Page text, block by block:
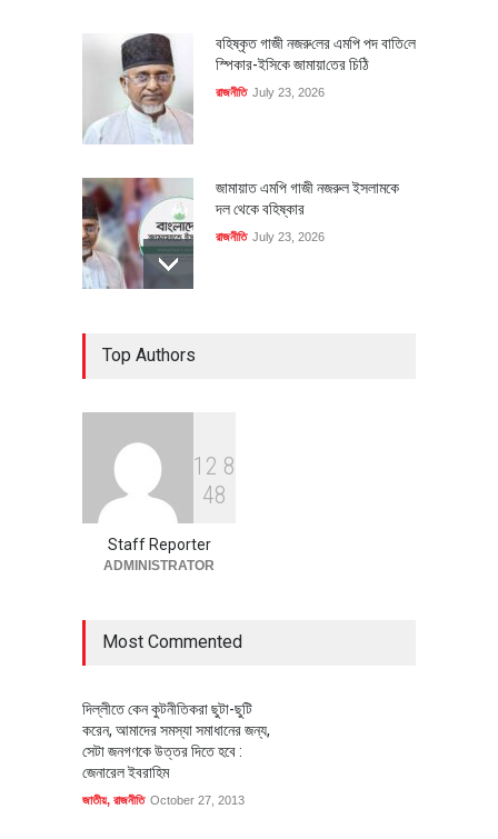
বহিষ্কৃত গাজী নজরু‌লের এম‌পি পদ বা‌তি‌লে
স্পিকার-ইসিকে জামায়া‌তের চি‌ঠি
রাজনীতি July 23, 2026
জামায়াত এমপি গাজী নজরুল ইসলামকে
দল থেকে বহিষ্কার
রাজনীতি July 23, 2026
বৈশ্বিক প্রতিযোগিতা সক্ষমতা বাড়াতে
পোশাক শিল্পে নতুন উদ্যোগ
Top Authors
1 2 8
48
Staff Reporter
ADMINISTRATOR
Most Commented
দিল্লীতে কেন কুটনীতিকরা ছুটা-ছুটি
করেন, আমাদের সমস্যা সমাধানের জন্য,
সেটা জনগণকে উত্তর দিতে হবে :
জেনারেল ইবরাহিম
জাতীয়, রাজনীতি October 27, 2013